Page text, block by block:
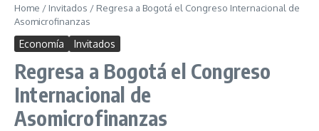
Home / Invitados / Regresa a Bogotá el Congreso Internacional de
Asomicrofinanzas
Economía Invitados
Regresa a Bogotá el Congreso
Internacional de
Asomicrofinanzas